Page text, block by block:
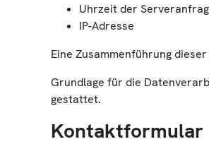
Uhrzeit der
IP-Adresse
Eine Zusammenführung
Grundlage für die
gestattet.
Kontaktformular